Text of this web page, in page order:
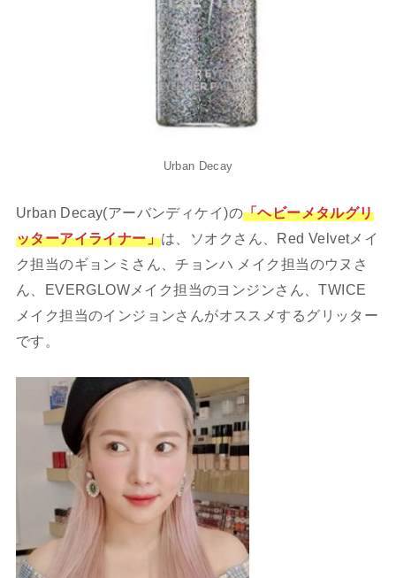
Urban Decay
Urban Decay(アーバンディケイ)の「ヘビーメタルグリ
ッターアイライナー」は、ソオクさん、Red Velvetメイ
ク担当のギョンミさん、チョンハ メイク担当のウヌさ
ん、EVERGLOWメイク担当のヨンジンさん、TWICE
メイク担当のインジョンさんがオススメするグリッター
です。